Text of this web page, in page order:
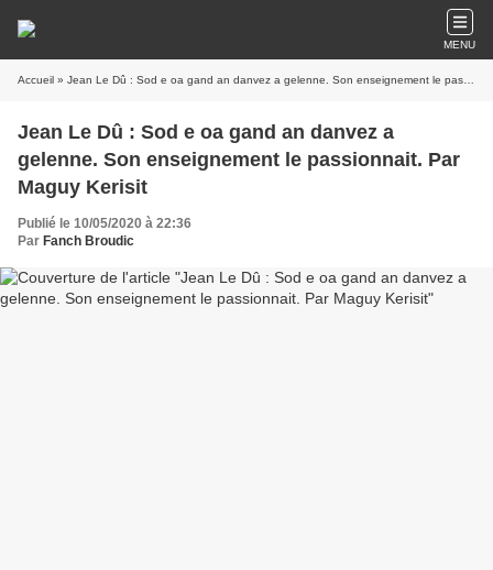
MENU
Accueil » Jean Le Dû : Sod e oa gand an danvez a gelenne. Son enseignement le passionnait. Par Maguy Kerisit
Jean Le Dû : Sod e oa gand an danvez a
gelenne. Son enseignement le passionnait. Par
Maguy Kerisit
Publié le 10/05/2020 à 22:36
Par Fanch Broudic